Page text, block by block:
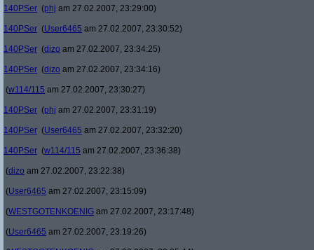
140PSer (phj am 27.02.2007, 23:29:00)
140PSer (User6465 am 27.02.2007, 23:30:52)
140PSer (dizo am 27.02.2007, 23:34:25)
140PSer (dizo am 27.02.2007, 23:34:16)
(w114/115 am 27.02.2007, 23:30:27)
140PSer (phj am 27.02.2007, 23:31:19)
140PSer (User6465 am 27.02.2007, 23:32:20)
140PSer (w114/115 am 27.02.2007, 23:36:38)
(dizo am 27.02.2007, 23:22:38)
(User6465 am 27.02.2007, 23:15:09)
(WESTGOTENKOENIG am 27.02.2007, 23:17:48)
(User6465 am 27.02.2007, 23:19:26)